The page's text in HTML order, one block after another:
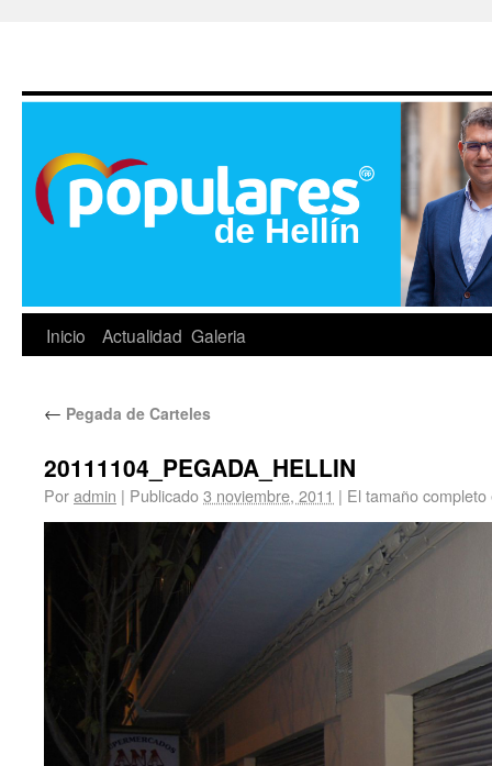
Inicio Actualidad Galeria
← Pegada de Carteles
20111104_PEGADA_HELLIN
Poradmin | Publicado3 noviembre, 2011 | El tamaño